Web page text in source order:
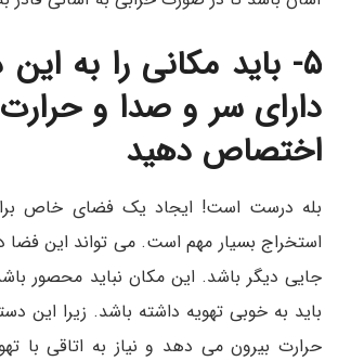
۵- باید مکانی را به
دارای سر و صدا و
اختصاص دهید
بله درست است! ایجاد یک فضای خاص
استخراج بسیار مهم است. می تواند این فضا
جایی دیگر باشد. این مکان نباید محصور
باید به خوبی تهویه داشته باشد. زیرا این
حرارت بیرون می دهد و نیاز به اتاقی با